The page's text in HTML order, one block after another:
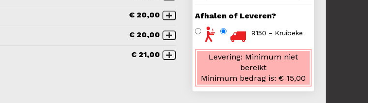
€ 20,00
€ 20,00
€ 21,00
Afhalen of Leveren?
9150 - Kruibeke
Levering: Minimum niet
bereikt
Minimum bedrag is:€ 15,00